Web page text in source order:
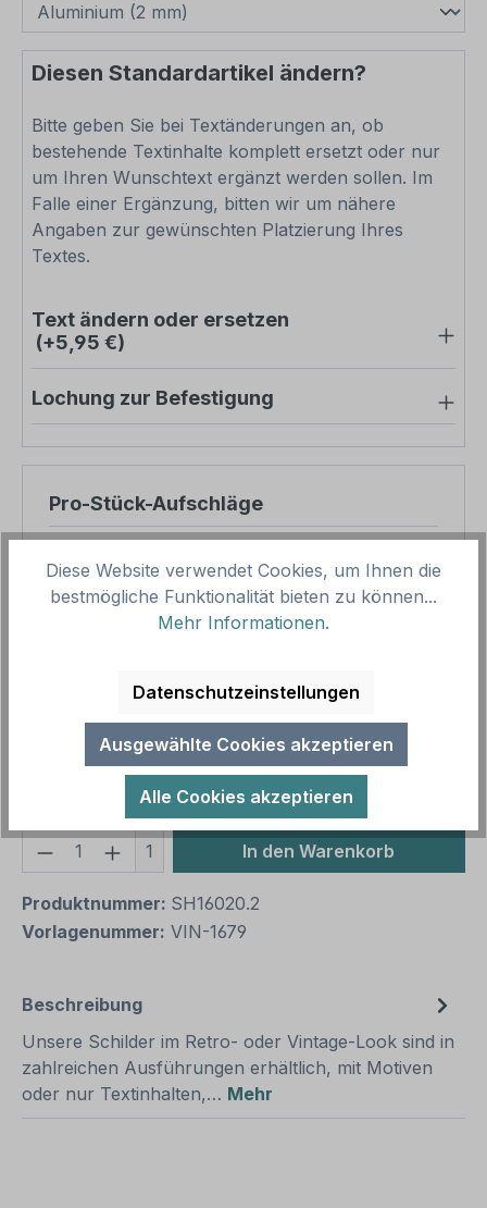
Diesen Standardartikel ändern?
Bitte geben Sie bei Textänderungen an, ob
bestehende Textinhalte komplett ersetzt oder nur
um Ihren Wunschtext ergänzt werden sollen. Im
Falle einer Ergänzung, bitten wir um nähere
Angaben zur gewünschten Platzierung Ihres
Textes.
Text ändern oder ersetzen
(+5,95 €)
Lochung zur Befestigung
Pro-Stück-Aufschläge
Zwischensumme
31,89 €
Gesamtpreis
Preise inkl. MwSt. zzgl. Versandkosten
Aufgrund von Neuberechnungen im Warenkorb sind
abweichende Endpreise möglich.
Produkt Anzahl: Gib den gewünschten
1 In den Warenkorb
Produktnummer: SH16020.2
Vorlagenummer: VIN-1679
Beschreibung
Unsere Schilder im Retro- oder Vintage-Look sind in
zahlreichen Ausführungen erhältlich, mit Motiven
oder nur Textinhalten,… Mehr
Diese Website verwendet Cookies, um Ihnen die
bestmögliche Funktionalität bieten zu können...
Mehr Informationen.
Datenschutzeinstellungen
Ausgewählte Cookies akzeptieren
Alle Cookies akzeptieren